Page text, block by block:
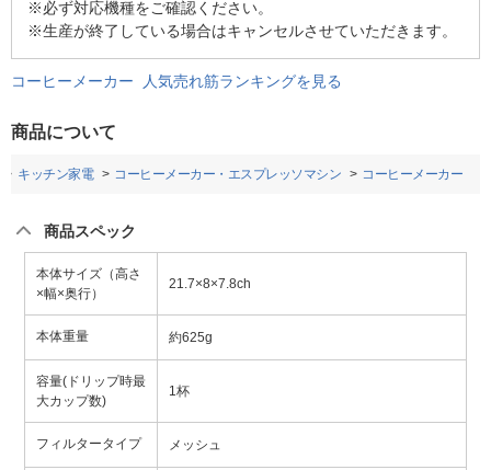
※必ず対応機種をご確認ください。
※生産が終了している場合はキャンセルさせていただきます。
コーヒーメーカー 人気売れ筋ランキングを見る
商品について
キッチン家電 コーヒーメーカー・エスプレッソマシン コーヒーメーカー
商品スペック
本体サイズ（高さ
×幅×奥行）
21.7×8×7.8ch
本体重量 約625g
容量(ドリップ時最
大カップ数)
1杯
フィルタータイプ メッシュ